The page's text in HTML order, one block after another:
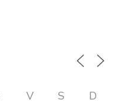
V S D